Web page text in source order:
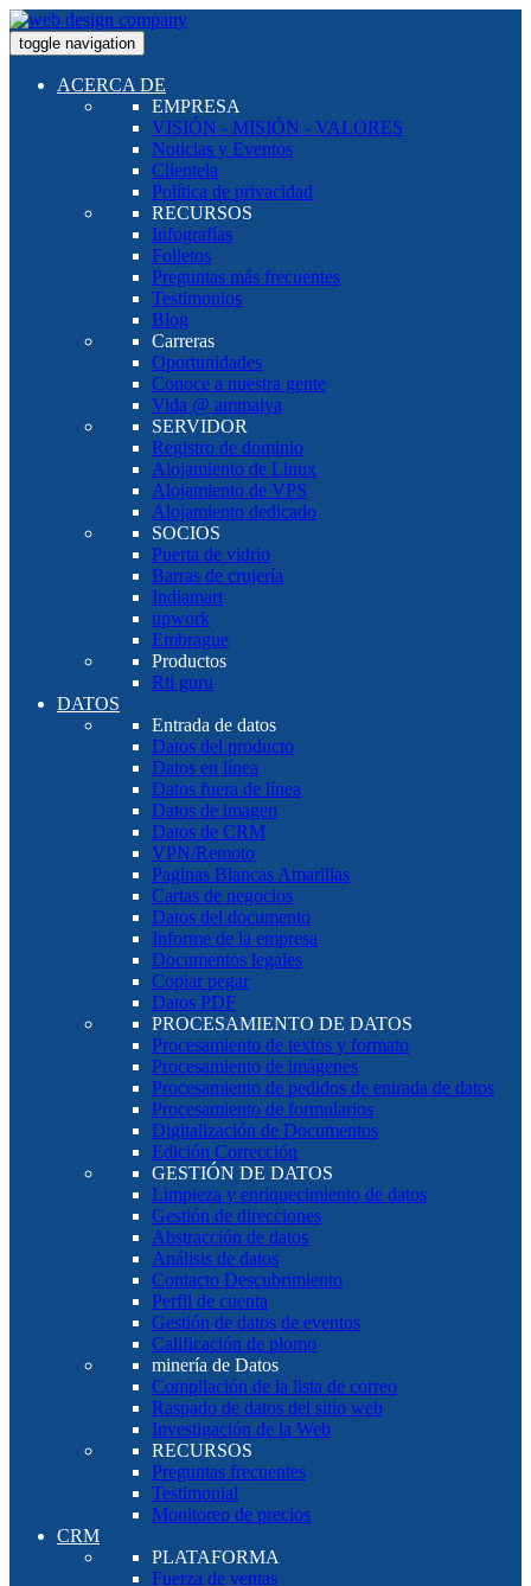
toggle navigation
ACERCA DE
EMPRESA
VISIÓN - MISIÓN - VALORES
Noticias y Eventos
Clientela
Política de privacidad
RECURSOS
Infografías
Folletos
Preguntas más frecuentes
Testimonios
Blog
Carreras
Oportunidades
Conoce a nuestra gente
Vida @ ammaiya
SERVIDOR
Registro de dominio
Alojamiento de Linux
Alojamiento de VPS
Alojamiento dedicado
SOCIOS
Puerta de vidrio
Barras de crujería
Indiamart
upwork
Embrague
Productos
Rti guru
DATOS
Entrada de datos
Datos del producto
Datos en línea
Datos fuera de línea
Datos de imagen
Datos de CRM
VPN/Remoto
Paginas Blancas Amarillas
Cartas de negocios
Datos del documento
Informe de la empresa
Documentos legales
Copiar pegar
Datos PDF
PROCESAMIENTO DE DATOS
Procesamiento de textos y formato
Procesamiento de imágenes
Procesamiento de pedidos de entrada de datos
Procesamiento de formularios
Digitalización de Documentos
Edición Corrección
GESTIÓN DE DATOS
Limpieza y enriquecimiento de datos
Gestión de direcciones
Abstracción de datos
Análisis de datos
Contacto Descubrimiento
Perfil de cuenta
Gestión de datos de eventos
Calificación de plomo
minería de Datos
Compilación de la lista de correo
Raspado de datos del sitio web
Investigación de la Web
RECURSOS
Preguntas frecuentes
Testimonial
Monitoreo de precios
CRM
PLATAFORMA
Fuerza de ventas